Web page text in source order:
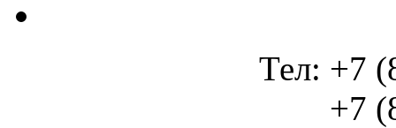
Тел: +7
+7